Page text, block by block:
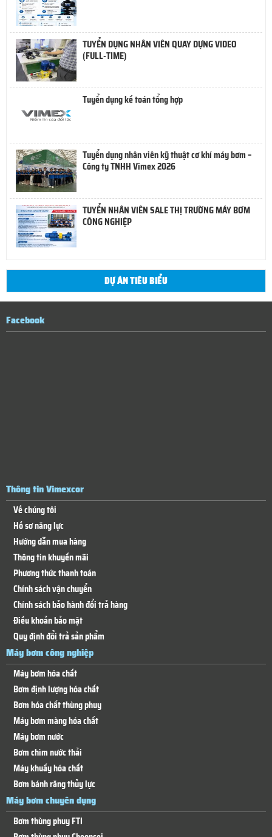
TUYỂN DỤNG NHÂN VIÊN QUAY DỰNG VIDEO
(FULL-TIME)
Tuyển dụng kế toán tổng hợp
Tuyển dụng nhân viên kỹ thuật cơ khí máy bơm –
Công ty TNHH Vimex 2026
TUYỂN NHÂN VIÊN SALE THỊ TRƯỜNG MÁY BƠM
CÔNG NGHIỆP
DỰ ÁN TIÊU BIỂU
Facebook
Thông tin Vimexcor
Về chúng tôi
Hồ sơ năng lực
Hướng dẫn mua hàng
Thông tin khuyến mãi
Phương thức thanh toán
Chính sách vận chuyển
Chính sách bảo hành đổi trả hàng
Điều khoản bảo mật
Quy định đổi trả sản phẩm
Máy bơm công nghiệp
Máy bơm hóa chất
Bơm định lượng hóa chất
Bơm hóa chất thùng phuy
Máy bơm màng hóa chất
Máy bơm nước
Bơm chìm nước thải
Máy khuấy hóa chất
Bơm bánh răng thủy lực
Máy bơm chuyên dụng
Bơm thùng phuy FTI